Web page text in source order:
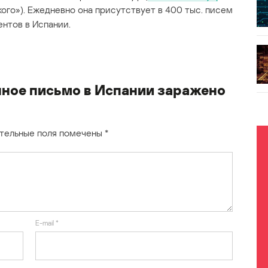
Ежедневно она присутствует в 400 тыс. писем
в Испании.
письмо в Испании заражено
поля помечены *
E-mail *